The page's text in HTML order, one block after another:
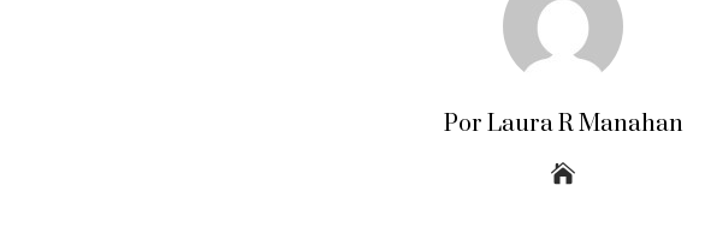
Por Laura R Manahan